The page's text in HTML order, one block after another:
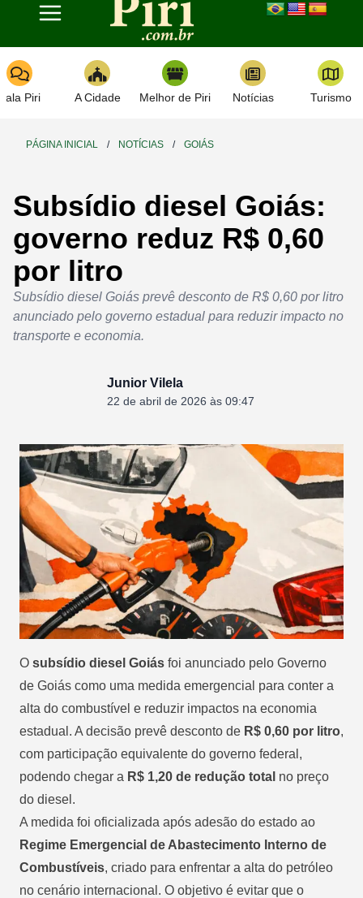
Toggle navigation
Piri A Cidade Melhor de Piri Notícias Turismo
PÁGINA INICIAL / NOTÍCIAS / GOIÁS
Subsídio diesel Goiás:
governo reduz R$ 0,60
por litro
Subsídio diesel Goiás prevê desconto de R$ 0,60 por litro
anunciado pelo governo estadual para reduzir impacto no
transporte e economia.
Junior Vilela
22 de abril de 2026 às 09:47
O subsídio diesel Goiás foi anunciado pelo Governo
de Goiás como uma medida emergencial para conter a
alta do combustível e reduzir impactos na economia
estadual. A decisão prevê desconto de R$ 0,60 por litro,
com participação equivalente do governo federal,
podendo chegar a R$ 1,20 de redução total no preço
do diesel.
A medida foi oficializada após adesão do estado ao
Regime Emergencial de Abastecimento Interno de
Combustíveis, criado para enfrentar a alta do petróleo
no cenário internacional. O objetivo é evitar que o